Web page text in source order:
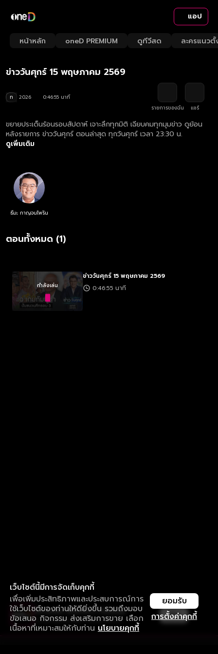
แอป
หน้าหลัก oneD PREMIUM ดูทีวีสด ละครแนวตั้
Loaded:
2.13%
Rate
ข่าววันศุกร์ 15 พฤษภาคม 2569
ท 2026
0:46:55 นาที
รายการของฉัน
แชร์
ขยายประเด็นร้อนรอบสัปดาห์ เจาะลึกทุกมิติ เฉียบคมทุกมุมข่าว ดูย้อน
หลังรายการ ข่าววันศุกร์ ตอนล่าสุด ทุกวันศุกร์ เวลา 23:30 น.
ดูเพิ่มเติม
ธีมะ กาญจนไพริน
ตอนทั้งหมด (1)
กำลังเล่น
ข่าววันศุกร์ 15 พฤษภาคม 2569
0:46:55 นาที
เว็บไซต์นี้มีการจัดเก็บคุกกี้
เพื่อเพิ่มประสิทธิภาพและประสบการณ์การ
ใช้เว็บไซต์ของท่านให้ดียิ่งขึ้น รวมถึงมอบ
ข้อเสนอ กิจกรรม ส่งเสริมการขาย เลือก
เนื้อหาที่เหมาะสมให้กับท่าน นโยบายคุกกี้
การตั้งค่าคุกกี้
ยอมรับ
ใช้งานแอป ลื่นไหลกว่า ไม่มีสะดุด
ดาวน์โหลดแอปเพื่อการรับชมที่ดีกว่า เปิด